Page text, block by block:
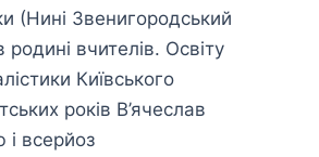
(Нині Звенигородський
вчителів. Освіту
Київського
років В’ячеслав
і всерйоз